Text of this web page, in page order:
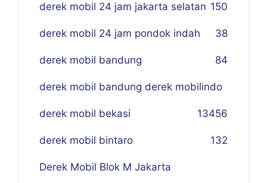
derek mobil 24 jam jakarta selatan 150
derek mobil 24 jam pondok indah 38
derek mobil bandung 84
derek mobil bandung derek mobilindo
56
derek mobil bekasi 134
derek mobil bintaro 132
Derek Mobil Blok M Jakarta